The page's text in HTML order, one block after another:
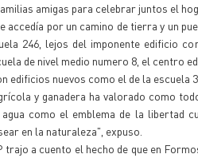
amigas para celebrar juntos el
accedía por un camino de tierra y un
246, lejos del imponente edificio
de nivel medio numero 8, el centro
edificios nuevos como el de la escuela
y ganadera ha valorado como
como el emblema de la libertad
en la naturaleza", expuso.
a cuento el hecho de que en